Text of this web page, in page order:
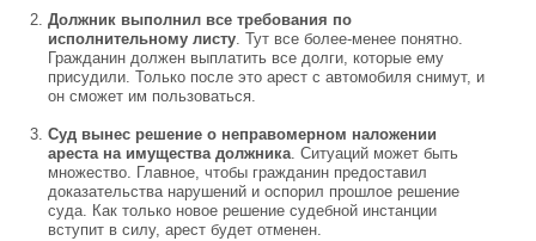
Должник выполнил все требования по
исполнительному листу. Тут все более-менее понятно.
Гражданин должен выплатить все долги, которые ему
присудили. Только после это арест с автомобиля снимут, и
он сможет им пользоваться.
Суд вынес решение о неправомерном наложении
ареста на имущества должника. Ситуаций может быть
множество. Главное, чтобы гражданин предоставил
доказательства нарушений и оспорил прошлое решение
суда. Как только новое решение судебной инстанции
вступит в силу, арест будет отменен.